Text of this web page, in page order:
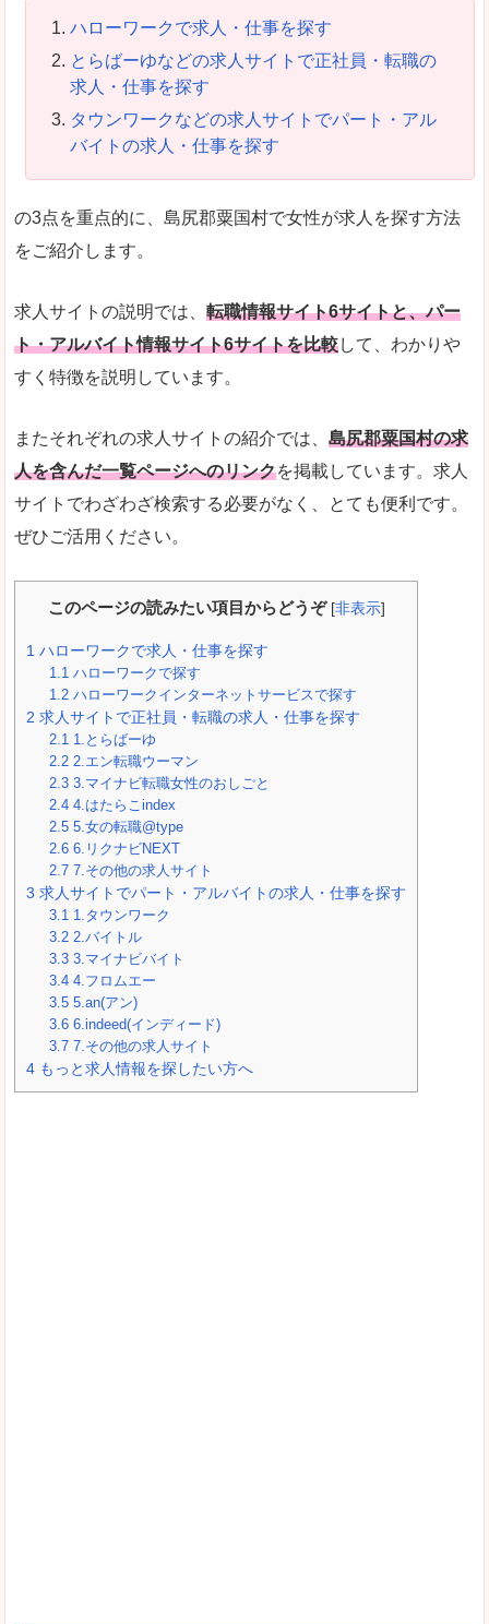
ハローワークで求人・仕事を探す
とらばーゆなどの求人サイトで正社員・転職の
求人・仕事を探す
タウンワークなどの求人サイトでパート・アル
バイトの求人・仕事を探す
の3点を重点的に、島尻郡粟国村で女性が求人を探す方法
をご紹介します。
求人サイトの説明では、 転職情報サイト6サイトと、パー
ト・アルバイト情報サイト6サイトを比較して、わかりや
すく特徴を説明しています。
またそれぞれの求人サイトの紹介では、 島尻郡粟国村の求
人を含んだ一覧ページへのリンクを掲載しています。求人
サイトでわざわざ検索する必要がなく、とても便利です。
ぜひご活用ください。
このページの読みたい項目からどうぞ [非表示]
1 ハローワークで求人・仕事を探す
1.1 ハローワークで探す
1.2 ハローワークインターネットサービスで探す
2 求人サイトで正社員・転職の求人・仕事を探す
2.1 1.とらばーゆ
2.2 2.エン転職ウーマン
2.3 3.マイナビ転職女性のおしごと
2.4 4.はたらこindex
2.5 5.女の転職@type
2.6 6.リクナビNEXT
2.7 7.その他の求人サイト
3 求人サイトでパート・アルバイトの求人・仕事を探す
3.1 1.タウンワーク
3.2 2.バイトル
3.3 3.マイナビバイト
3.4 4.フロムエー
3.5 5.an(アン)
3.6 6.indeed(インディード)
3.7 7.その他の求人サイト
4 もっと求人情報を探したい方へ